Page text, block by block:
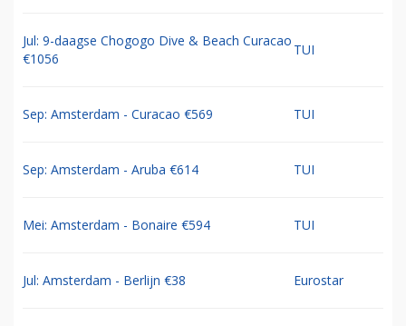
Jul: 9-daagse Chogogo Dive & Beach Curacao
€1056
TUI
Sep: Amsterdam - Curacao €569 TUI
Sep: Amsterdam - Aruba €614 TUI
Mei: Amsterdam - Bonaire €594 TUI
Jul: Amsterdam - Berlijn €38 Eurostar